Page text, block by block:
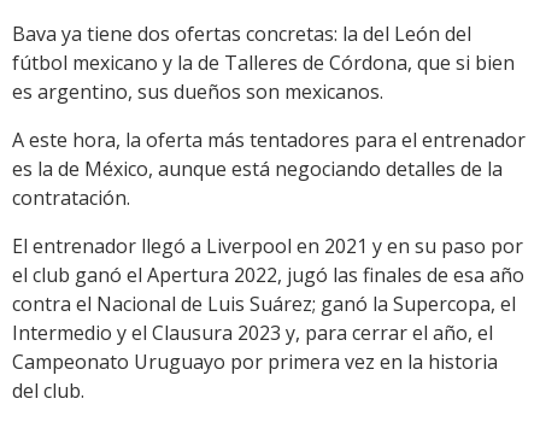
Bava ya tiene dos ofertas concretas: la del León del
fútbol mexicano y la de Talleres de Córdona, que si bien
es argentino, sus dueños son mexicanos.
A este hora, la oferta más tentadores para el entrenador
es la de México, aunque está negociando detalles de la
contratación.
El entrenador llegó a Liverpool en 2021 y en su paso por
el club ganó el Apertura 2022, jugó las finales de esa año
contra el Nacional de Luis Suárez; ganó la Supercopa, el
Intermedio y el Clausura 2023 y, para cerrar el año, el
Campeonato Uruguayo por primera vez en la historia
del club.